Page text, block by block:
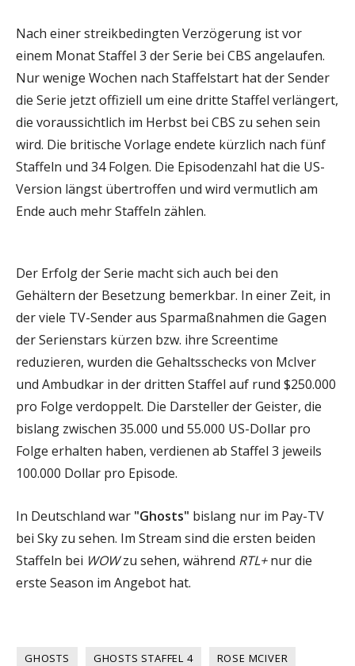
Nach einer streikbedingten Verzögerung ist vor
einem Monat Staffel 3 der Serie bei CBS angelaufen.
Nur wenige Wochen nach Staffelstart hat der Sender
die Serie jetzt offiziell um eine dritte Staffel verlängert,
die voraussichtlich im Herbst bei CBS zu sehen sein
wird. Die britische Vorlage endete kürzlich nach fünf
Staffeln und 34 Folgen. Die Episodenzahl hat die US-
Version längst übertroffen und wird vermutlich am
Ende auch mehr Staffeln zählen.
Der Erfolg der Serie macht sich auch bei den
Gehältern der Besetzung bemerkbar. In einer Zeit, in
der viele TV-Sender aus Sparmaßnahmen die Gagen
der Serienstars kürzen bzw. ihre Screentime
reduzieren, wurden die Gehaltsschecks von McIver
und Ambudkar in der dritten Staffel auf rund $250.000
pro Folge verdoppelt. Die Darsteller der Geister, die
bislang zwischen 35.000 und 55.000 US-Dollar pro
Folge erhalten haben, verdienen ab Staffel 3 jeweils
100.000 Dollar pro Episode.
In Deutschland war "Ghosts" bislang nur im Pay-TV
bei Sky zu sehen. Im Stream sind die ersten beiden
Staffeln bei WOWzu sehen, während RTL+nur die
erste Season im Angebot hat.
GHOSTS GHOSTS STAFFEL 4 ROSE MCIVER